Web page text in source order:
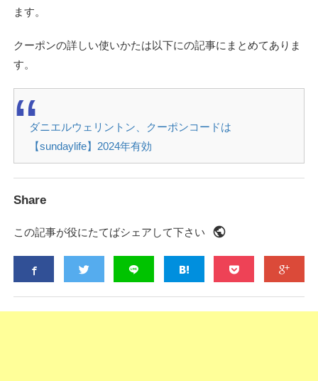
ます。
クーポンの詳しい使いかたは以下にの記事にまとめてありま
す。
ダニエルウェリントン、クーポンコードは
【sundaylife】2024年有効
Share
この記事が役にたてばシェアして下さい public